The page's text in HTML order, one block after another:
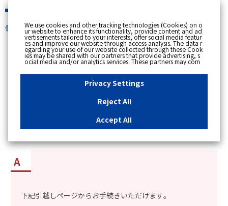
個人のお客さま
[ トップへ戻る ]
カテゴリー表示
公開日時 : 2024/12/26 13:00
引越しは伴わないが、使用中のガス・電気を使用
停止（解約）したいので、手続き方法を知りた
い。
下記引越しページからお手続きいただけます。
We use cookies and other tracking technologies (Cookies) on o
ur website to enhance its functionality, provide content and ad
vertisements tailored to your interests, offer social media featur
es and improve our website through access analysis. The data r
egarding your use of our website collected through these Cook
ies may be shared with our partners that provide advertising, s
ocial media and/or analytics services. These partners may com
bine the data shared by us with other data that you have provi
ded to them or that they have collected from your use of their s
ervices or other websites to analyse and optimise advertisemen
ts delivered to you by businesses other than us on the internet.
essary Cookies, please click "Reject All". If you agree to the use
of all Cookies, please click "Accept All". To select your preferen
u can change your consent or rejection settings at any time by c
"Privacy Settings"button on this banner or through y
our browser's "Settings". For more information regarding the pr
site, please refer to the link below.Cookies DetailsPrivacy Polic
y
Privacy Settings
Reject All
Accept All